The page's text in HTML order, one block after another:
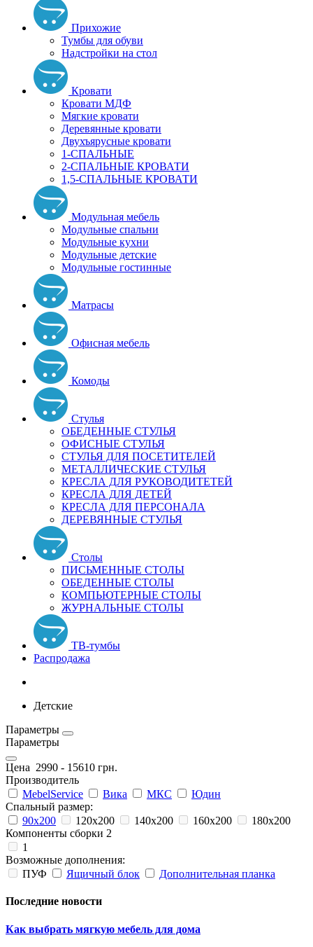
Прихожие
Тумбы для обуви
Надстройки на стол
Кровати
Кровати МДФ
Мягкие кровати
Деревянные кровати
Двухъярусные кровати
1-СПАЛЬНЫЕ
2-СПАЛЬНЫЕ КРОВАТИ
1,5-СПАЛЬНЫЕ КРОВАТИ
Модульная мебель
Модульные спальни
Модульные кухни
Модульные детские
Модульные гостинные
Матрасы
Офисная мебель
Комоды
Стулья
ОБЕДЕННЫЕ СТУЛЬЯ
ОФИСНЫЕ СТУЛЬЯ
СТУЛЬЯ ДЛЯ ПОСЕТИТЕЛЕЙ
МЕТАЛЛИЧЕСКИЕ СТУЛЬЯ
КРЕСЛА ДЛЯ РУКОВОДИТЕТЕЙ
КРЕСЛА ДЛЯ ДЕТЕЙ
КРЕСЛА ДЛЯ ПЕРСОНАЛА
ДЕРЕВЯННЫЕ СТУЛЬЯ
Столы
ПИСЬМЕННЫЕ СТОЛЫ
ОБЕДЕННЫЕ СТОЛЫ
КОМПЬЮТЕРНЫЕ СТОЛЫ
ЖУРНАЛЬНЫЕ СТОЛЫ
ТВ-тумбы
Распродажа
Детские
Параметры
Параметры
Цена 2990 - 15610 грн.
Производитель
MebelService
Вика МКС
Юдин
Спальный размер:
90х200
120х200 140х200 160х200
180х200
Компоненты сборки 2
1
Возможные дополнения:
ПУФ
Ящичный блок Дополнительная планка
Последние новости
Как выбрать мягкую мебель для дома